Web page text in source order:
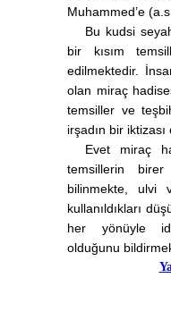
Muhammed’e
Bu kudsi
bir kısım
edilmektedir.
olan miraç
temsiller ve
irşadın bir
Evet miraç
temsillerin
bilinmekte, ulvi
kullanıldıkları
her yönüyle
olduğunu